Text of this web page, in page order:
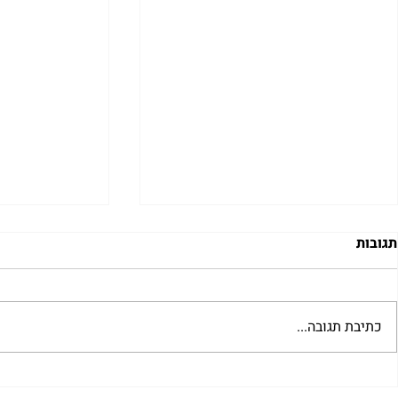
תגובות
כתיבת תגובה...